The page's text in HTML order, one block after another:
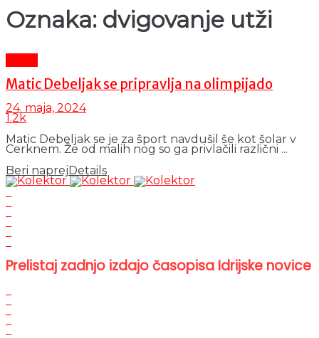
Oznaka: dvigovanje utži
Matic Debeljak se pripravlja na olimpijado
24. maja, 2024
1.2k
Matic Debeljak se je za šport navdušil še kot šolar v
Cerknem. Že od malih nog so ga privlačili različni ...
Beri naprej Details
Prelistaj zadnjo izdajo časopisa Idrijske novice